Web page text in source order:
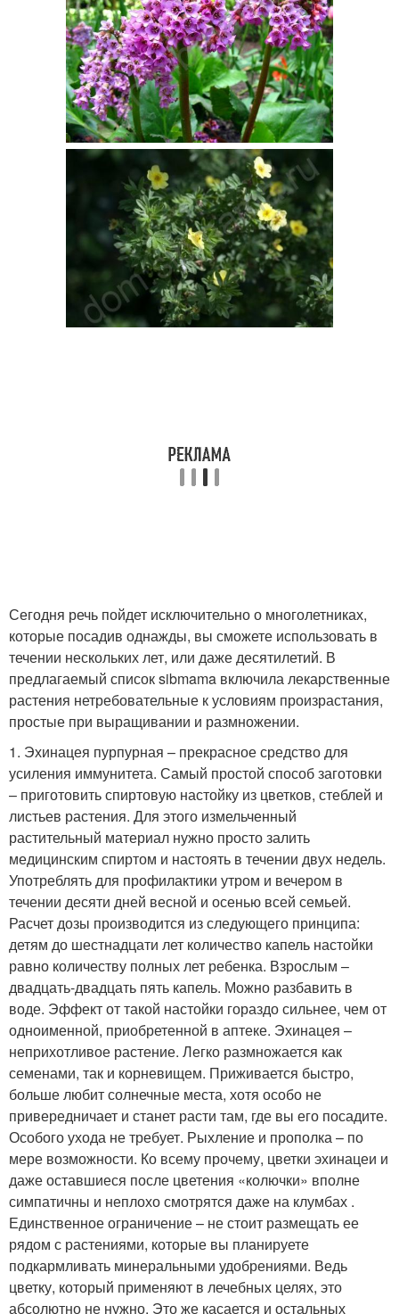
Сегодня речь пойдет исключительно о многолетниках,
которые посадив однажды, вы сможете использовать в
течении нескольких лет, или даже десятилетий. В
предлагаемый список sibmama включила лекарственные
растения нетребовательные к условиям произрастания,
простые при выращивании и размножении.
1. Эхинацея пурпурная – прекрасное средство для
усиления иммунитета. Самый простой способ заготовки
– приготовить спиртовую настойку из цветков, стеблей и
листьев растения. Для этого измельченный
растительный материал нужно просто залить
медицинским спиртом и настоять в течении двух недель.
Употреблять для профилактики утром и вечером в
течении десяти дней весной и осенью всей семьей.
Расчет дозы производится из следующего принципа:
детям до шестнадцати лет количество капель настойки
равно количеству полных лет ребенка. Взрослым –
двадцать-двадцать пять капель. Можно разбавить в
воде. Эффект от такой настойки гораздо сильнее, чем от
одноименной, приобретенной в аптеке. Эхинацея –
неприхотливое растение. Легко размножается как
семенами, так и корневищем. Приживается быстро,
больше любит солнечные места, хотя особо не
привередничает и станет расти там, где вы его посадите.
Особого ухода не требует. Рыхление и прополка – по
мере возможности. Ко всему прочему, цветки эхинацеи и
даже оставшиеся после цветения «колючки» вполне
симпатичны и неплохо смотрятся даже на клумбах .
Единственное ограничение – не стоит размещать ее
рядом с растениями, которые вы планируете
подкармливать минеральными удобрениями. Ведь
цветку, который применяют в лечебных целях, это
абсолютно не нужно. Это же касается и остальных